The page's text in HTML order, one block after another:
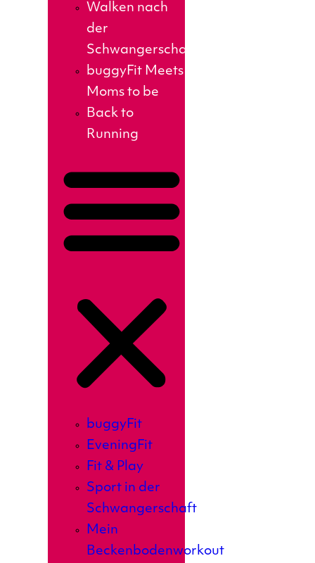
Walken nach
der
Schwangerschaft
buggyFit Meets
Moms to be
Back to
Running
buggyFit
EveningFit
Fit & Play
Sport in der
Schwangerschaft
Mein
Beckenbodenworkout